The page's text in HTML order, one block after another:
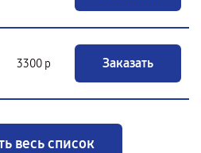
3300 р Заказать
весь список